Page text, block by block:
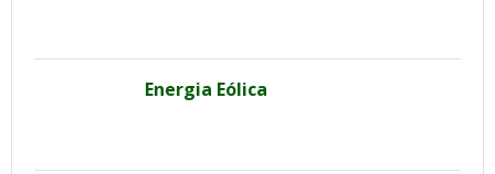
Energia Eólica